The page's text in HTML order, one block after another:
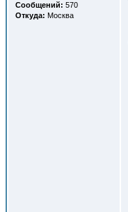
Сообщений: 570
Откуда: Москва